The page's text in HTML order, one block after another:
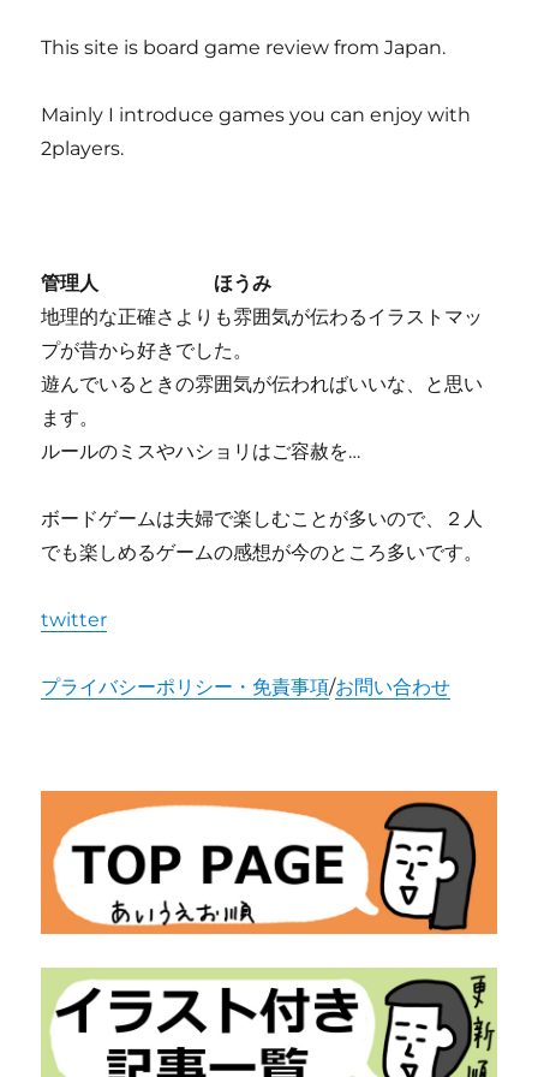
This site is board game review from Japan.
Mainly I introduce games you can enjoy with
2players.
管理人 ほうみ
地理的な正確さよりも雰囲気が伝わるイラストマッ
プが昔から好きでした。
遊んでいるときの雰囲気が伝わればいいな、と思い
ます。
ルールのミスやハショリはご容赦を…
ボードゲームは夫婦で楽しむことが多いので、２人
でも楽しめるゲームの感想が今のところ多いです。
twitter
プライバシーポリシー・免責事項/お問い合わせ